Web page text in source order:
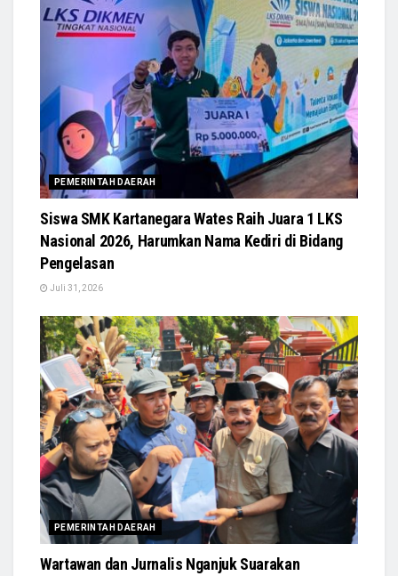
PEMERINTAH DAERAH
Siswa SMK Kartanegara Wates Raih Juara 1 LKS
Nasional 2026, Harumkan Nama Kediri di Bidang
Pengelasan
Juli 31, 2026
PEMERINTAH DAERAH
Wartawan dan Jurnalis Nganjuk Suarakan